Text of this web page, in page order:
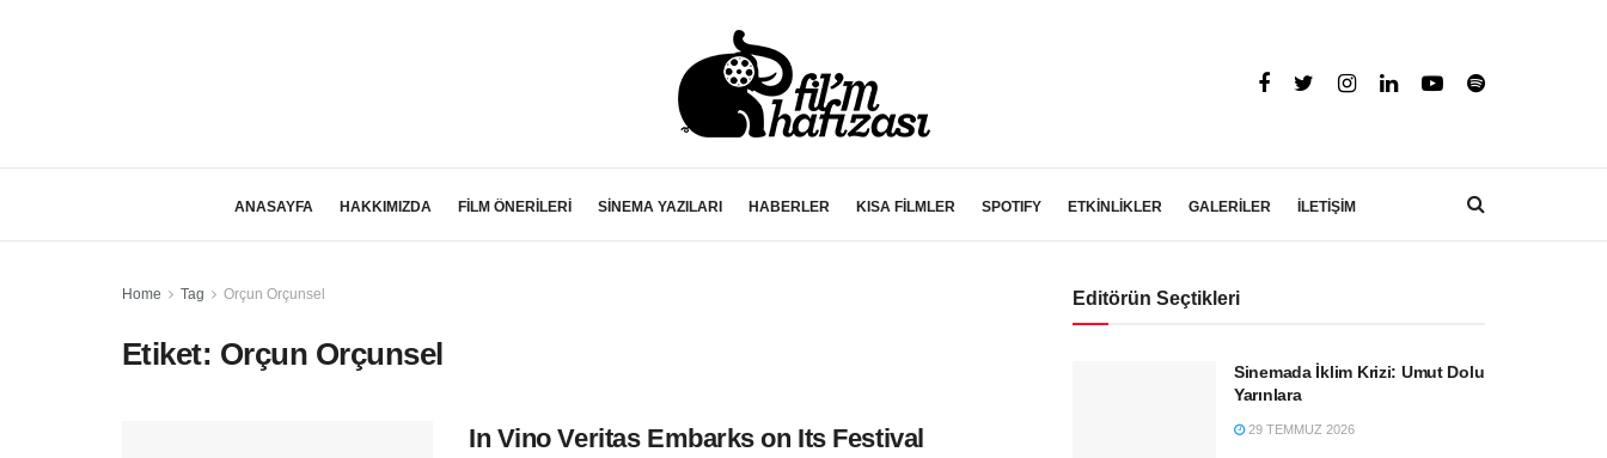
ANASAYFA HAKKIMIZDA FİLM ÖNERİLERİ SİNEMA YAZILARI HABERLER KISA FİLMLER SPOTIFY ETKİNLİKLER GALERİLER İLETİŞİM
Home Tag Orçun Orçunsel
Etiket: Orçun Orçunsel
In Vino Veritas Embarks on Its Festival
Editörün Seçtikleri
Sinemada İklim Krizi: Umut Dolu
Yarınlara
29 TEMMUZ 2026